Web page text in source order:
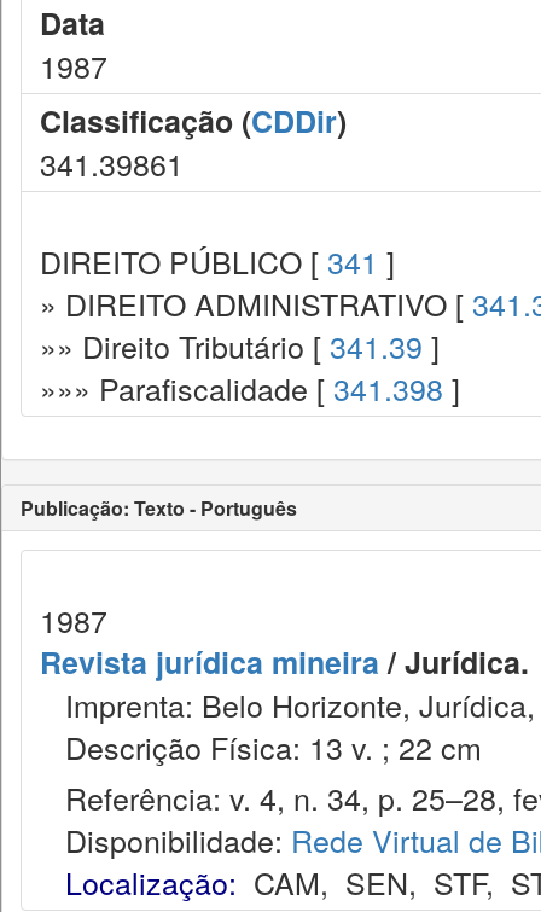
Data
1987
Classificação (CDDir)
341.39861
DIREITO PÚBLICO [ 341 ]
» DIREITO ADMINISTRATIVO [
»» Direito Tributário [ 341.39 ]
»»» Parafiscalidade [ 341.398 ]
Publicação: Texto - Português
1987
Revista jurídica mineira/ Jurídica.
Imprenta: Belo Horizonte,
Descrição Física: 13 v. ; 22 cm
Referência: v. 4, n. 34, p. 25–28,
Disponibilidade: Rede Virtual de
Localização: CAM, SEN, STF,